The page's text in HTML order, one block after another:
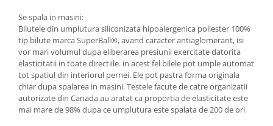
Se spala in masini:
Bilutele din umplutura siliconizata hipoalergenica poliester 100%
tip bilute marca SuperBall®, avand caracter antiaglomerant, isi
vor mari volumul dupa eliberarea presiunii exercitate datorita
elasticitatii in toate directiile. in acest fel bilele pot umple automat
tot spatiul din interiorul pernei. Ele pot pastra forma originala
chiar dupa spalarea in masini. Testele facute de catre organizatii
autorizate din Canada au aratat ca proportia de elasticitate este
mai mare de 98% dupa ce umplutura este spalata de 200 de ori